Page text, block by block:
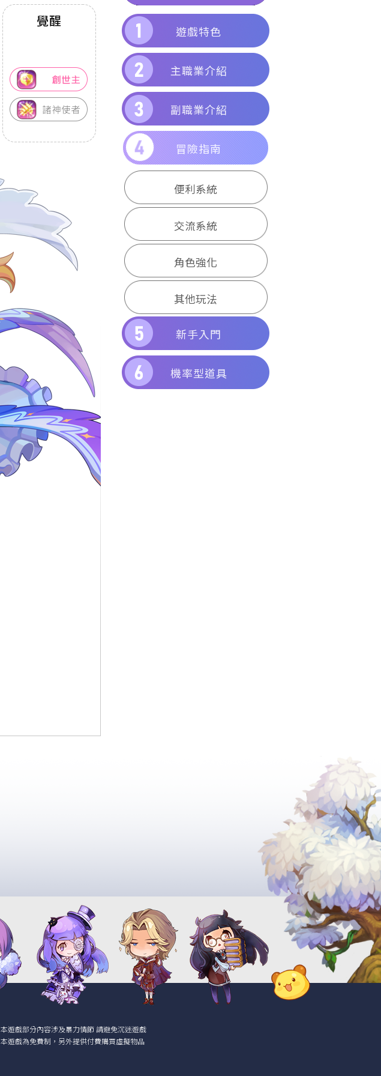
遊戲特色
主職業介紹
副職業介紹
冒險指南
便利系統
交流系統
角色強化
其他玩法
新手入門
機率型道具
本遊戲部分內容涉及暴力情節請避免沉迷遊戲
本遊戲為免費制，另外提供付費購買虛擬物品